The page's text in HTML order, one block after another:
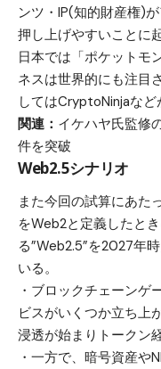
ンツ・IP(知的財産権)
押し上げやすいことに
日本では「ポケットモ
ネスは世界的にも注目
してはCryptoNinjaなど
関連： イケハヤ氏監修
件を突破
Web2.5シナリオ
また今回の試算にあた
をWeb2と定義したと
る”Web2.5”を2027年
いる。
・ブロックチェーンゲ
ビスがいくつか立ち上
浸透が始まりトークン
・一方で、暗号資産や